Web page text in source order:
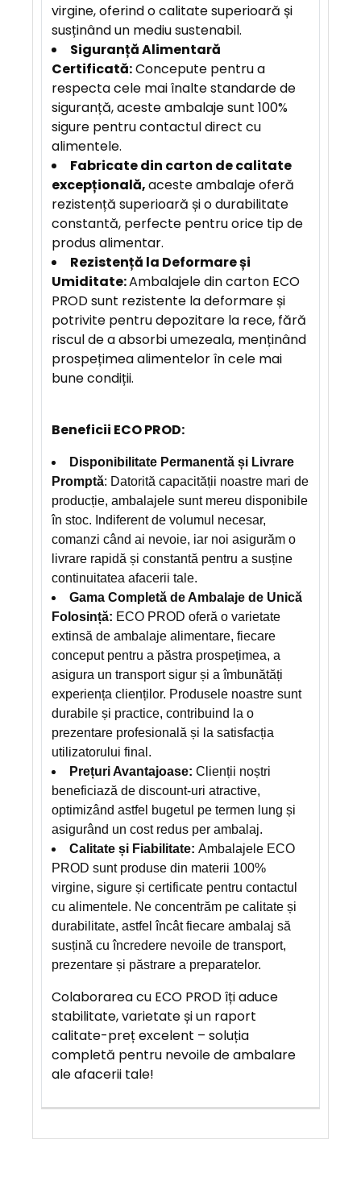
virgine, oferind o calitate superioară și
susținând un mediu sustenabil.
Siguranță Alimentară
Certificată:Concepute pentru a
respecta cele mai înalte standarde de
siguranță, aceste ambalaje sunt 100%
sigure pentru contactul direct cu
alimentele.
Fabricate din carton de calitate
excepțională,aceste ambalaje oferă
rezistență superioară și o durabilitate
constantă, perfecte pentru orice tip de
produs alimentar.
Rezistență la Deformare și
Umiditate:Ambalajele din carton ECO
PROD sunt rezistente la deformare și
potrivite pentru depozitare la rece, fără
riscul de a absorbi umezeala, menținând
prospețimea alimentelor în cele mai
bune condiții.
Beneficii ECO PROD:
Disponibilitate Permanentă și Livrare
Promptă: Datorită capacității noastre mari de
producție, ambalajele sunt mereu disponibile
în stoc. Indiferent de volumul necesar,
comanzi când ai nevoie, iar noi asigurăm o
livrare rapidă și constantă pentru a susține
continuitatea afacerii tale.
Gama Completă de Ambalaje de Unică
Folosință: ECO PROD oferă o varietate
extinsă de ambalaje alimentare, fiecare
conceput pentru a păstra prospețimea, a
asigura un transport sigur și a îmbunătăți
experiența clienților. Produsele noastre sunt
durabile și practice, contribuind la o
prezentare profesională și la satisfacția
utilizatorului final.
Prețuri Avantajoase: Clienții noștri
beneficiază de discount-uri atractive,
optimizând astfel bugetul pe termen lung și
asigurând un cost redus per ambalaj.
Calitate și Fiabilitate: Ambalajele ECO
PROD sunt produse din materii 100%
virgine, sigure și certificate pentru contactul
cu alimentele. Ne concentrăm pe calitate și
durabilitate, astfel încât fiecare ambalaj să
susțină cu încredere nevoile de transport,
prezentare și păstrare a preparatelor.
Colaborarea cu ECO PROD îți aduce
stabilitate, varietate și un raport
calitate-preț excelent – soluția
completă pentru nevoile de ambalare
ale afacerii tale!